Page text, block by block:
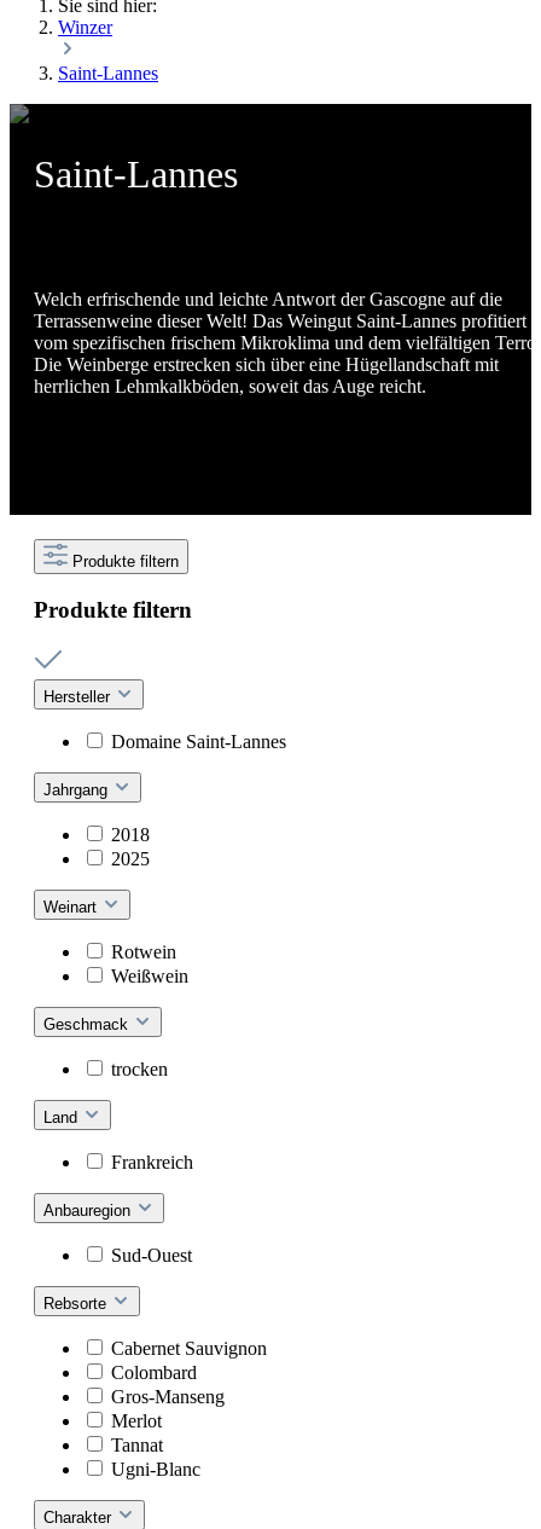
Sie sind hier:
Winzer
Saint-Lannes
Saint-Lannes
Welch erfrischende und leichte Antwort der Gascogne auf die
Terrassenweine dieser Welt! Das Weingut Saint-Lannes profitiert
vom spezifischen frischem Mikroklima und dem vielfältigen
Die Weinberge erstrecken sich über eine Hügellandschaft mit
herrlichen Lehmkalkböden, soweit das Auge reicht.
Produkte filtern
Produkte filtern
Hersteller
Domaine Saint-Lannes
Jahrgang
2018
2025
Weinart
Rotwein
Weißwein
Geschmack
trocken
Land
Frankreich
Anbauregion
Sud-Ouest
Rebsorte
Cabernet Sauvignon
Colombard
Gros-Manseng
Merlot
Tannat
Ugni-Blanc
Charakter